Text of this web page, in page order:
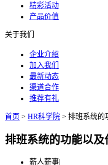
精彩活动
产品价值
关于我们
企业介绍
加入我们
最新动态
渠道合作
推荐有礼
首页 > HR科学院 > 排班系统的
排班系统的功能以及
薪人薪事|